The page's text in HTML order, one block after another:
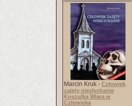
Marcin Kruk - Człowiek
zajęty niesłychanie
Koszulka Wiara w
Człowieka